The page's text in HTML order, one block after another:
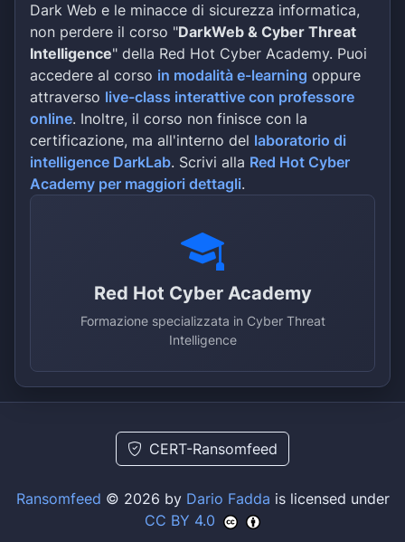
Dark Web e le minacce di sicurezza informatica,
non perdere il corso "DarkWeb & Cyber Threat
Intelligence" della Red Hot Cyber Academy. Puoi
accedere al corso in modalità e-learning oppure
attraverso live-class interattive con professore
online. Inoltre, il corso non finisce con la
certificazione, ma all'interno del laboratorio di
intelligence DarkLab. Scrivi alla Red Hot Cyber
Academy per maggiori dettagli.
Red Hot Cyber Academy
Formazione specializzata in Cyber Threat
Intelligence
CERT-Ransomfeed
Ransomfeed © 2026 by Dario Fadda is licensed under
CC BY 4.0